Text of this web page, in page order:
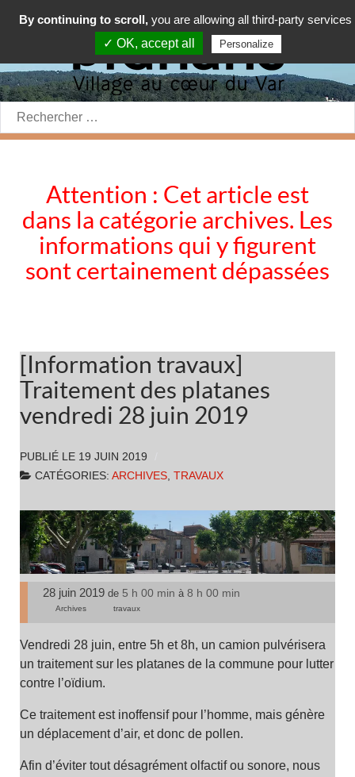
Rechercher:
Attention : Cet article est
dans la catégorie archives. Les
informations qui y figurent
sont certainement dépassées
[Information travaux]
Traitement des platanes
vendredi 28 juin 2019
PUBLIÉ LE 19 JUIN 2019
CATÉGORIES: ARCHIVES, TRAVAUX
28 juin 2019 de 5 h 00 min à 8 h 00 min
Archives travaux
Vendredi 28 juin, entre 5h et 8h, un camion pulvérisera
un traitement sur les platanes de la commune pour lutter
contre l’oïdium.
Ce traitement est inoffensif pour l’homme, mais génère
un déplacement d’air, et donc de pollen.
Afin d’éviter tout désagrément olfactif ou sonore, nous
By continuing to scroll, you are allowing all third-party services
✓ OK, accept all
Personalize